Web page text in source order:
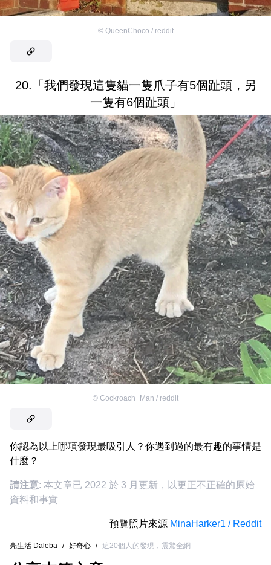
© QueenChoco / reddit
20.「我們發現這隻貓一隻爪子有5個趾頭，另
一隻有6個趾頭」
© Cockroach_Man / reddit
你認為以上哪項發現最吸引人？你遇到過的最有趣的事情是
什麼？
請注意: 本文章已 2022 於 3 月更新，以更正不正確的原始
資料和事實
預覽照片來源 MinaHarker1 / Reddit
亮生活 Daleba / 好奇心 / 這20個人的發現，震驚全網